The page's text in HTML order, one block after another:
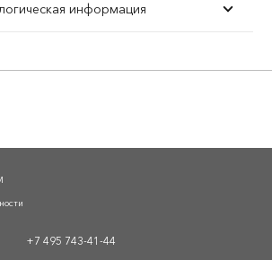
информация
+7 495 743-41-44